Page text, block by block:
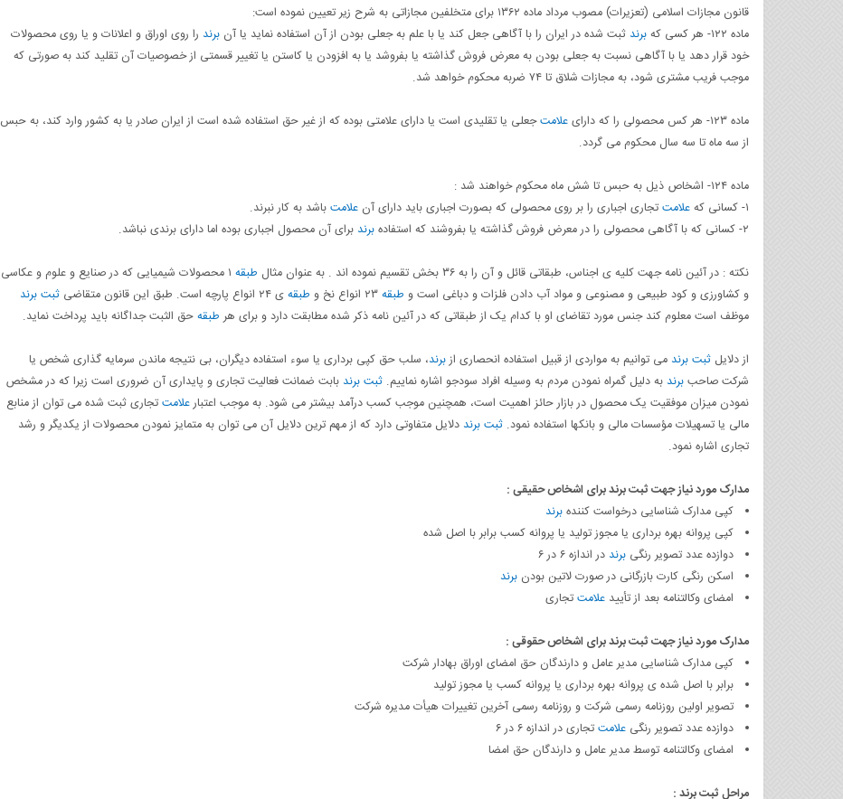
قانون مجازات اسلامی (تعزیرات) مصوب مرداد ماده ۱۳۶۲ برای متخلفین مجازاتی به شرح زیر تعیین نموده است:
ماده ۱۲۲- هر کسی که
برند ثبت شده در ایران را با آگاهی جعل کند یا با علم به جعلی بودن از آن استفاده نماید یا آن برند را روی اوراق و اعلانات و یا روی محصولات
خود قرار دهد یا با آگاهی نسبت به جعلی بودن به معرض فروش گذاشته یا بفروشد یا به افزودن یا کاستن یا تغییر قسمتی از خصوصیات آن تقلید کند به صورتی که
موجب فریب مشتری شود، به مجازات شلاق تا ۷۴ ضربه محکوم خواهد شد.
ماده ۱۲۳- هر کس محصولی را که دارای علامتجعلی یا تقلیدی است یا دارای علامتی بوده که از غیر حق استفاده شده است از ایران صادر یا به کشور وارد کند، به حبس
از سه ماه تا سه سال محکوم می گردد.
ماده ۱۲۴- اشخاص ذیل به حبس تا شش ماه محکوم خواهند شد :
۱- کسانی که
علامتتجاری اجباری را بر روی محصولی که بصورت اجباری باید دارای آن علامتباشد به کار نبرند.
۲- کسانی که با آگاهی محصولی را در معرض فروش گذاشته یا بفروشند که استفاده
برند برای آن محصول اجباری بوده اما دارای برندی نباشد.
نکته : در آئین نامه جهت کلیه ی اجناس، طبقاتی قائل و آن را به ۳۶ بخش تقسیم نموده اند . به عنوان مثال طبقه ۱ محصولات شیمیایی که در صنایع و علوم و عکاسی
و کشاورزی و کود طبیعی و مصنوعی و مواد آب دادن فلزات و دباغی است و طبقه طبقهی ۲۴ انواع پارچه است. طبق این قانون متقاضی
ثبت برند
موظف است معلوم کند جنس مورد تقاضای او با کدام یک از طبقاتی که در آئین نامه ذکر شده مطابقت دارد و برای هر طبقهحق الثبت جداگانه باید پرداخت نماید.
از دلایل ثبت برند می توانیم به مواردی از قبیل استفاده انحصاری ازبرند، سلب حق کپی برداری یا سوء استفاده دیگران، بی نتیجه ماندن سرمایه گذاری شخص یا
شرکت صاحببرند به دلیل گمراه نمودن مردم به وسیله افراد سودجو اشاره نماییم. ثبت برند بابت ضمانت فعالیت تجاری و پایداری آن ضروری است زیرا که در مشخص
نمودن میزان موفقیت یک محصول در بازار حائز اهمیت است، همچنین موجب کسب درآمد بیشتر می شود. به موجب اعتبارعلامتتجاری ثبت شده می توان از منابع
مالی یا تسهیلات مؤسسات مالی و بانکها استفاده نمود. ثبت برند دلایل متفاوتی دارد که از مهم ترین دلایل آن می توان به متمایز نمودن محصولات از یکدیگر و رشد
تجاری اشاره نمود.
مدارک مورد نیاز جهت ثبت برند برای اشخاص حقیقی:
کپی مدارک شناسایی درخواست کنندهبرند
کپی پروانه بهره برداری یا مجوز تولید یا پروانه کسب برابر با اصل شده
دوازده عدد تصویر رنگیبرند در اندازه ۶ در ۶
اسکن رنگی کارت بازرگانی در صورت لاتین بودنبرند
امضای وکالتنامه بعد از تأییدعلامتتجاری
مدارک مورد نیاز جهت ثبت برند برای اشخاص حقوقی:
کپی مدارک شناسایی مدیر عامل و دارندگان حق امضای اوراق بهادار شرکت
برابر با اصل شده ی پروانه بهره برداری یا پروانه کسب یا مجوز تولید
تصویر اولین روزنامه رسمی شرکت و روزنامه رسمی آخرین تغییرات هیأت مدیره شرکت
دوازده عدد تصویر رنگیعلامتتجاری در اندازه ۶ در ۶
امضای وکالتنامه توسط مدیر عامل و دارندگان حق امضا
مراحل ثبت برند: